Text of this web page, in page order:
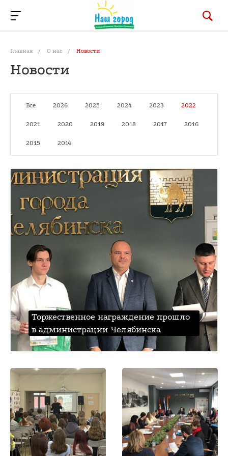
Главная / О нас / Новости
Новости
Все 2026 2025 2024 2023 2022
2021 2020 2019 2018 2017 2016
2015 2014
Торжественное награждение прошло
в администрации Челябинска